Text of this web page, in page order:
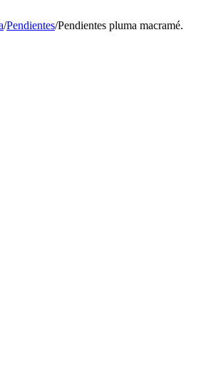
/Pendientes/Pendientes pluma macramé.